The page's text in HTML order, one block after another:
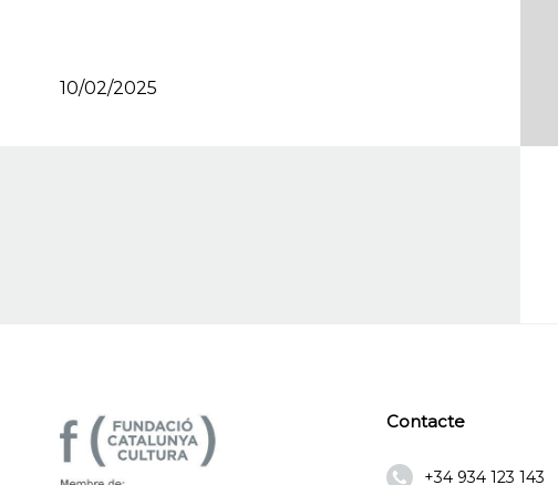
10/02/2025
Contacte
+34 934 123 143